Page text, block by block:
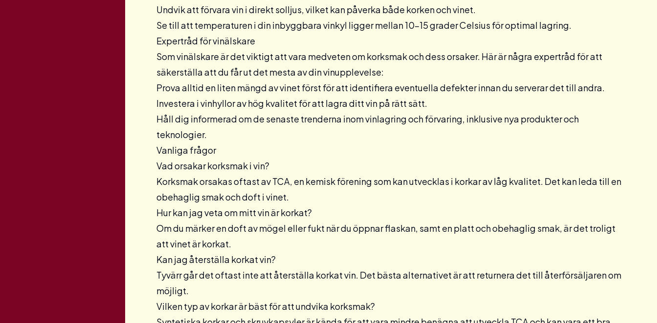
Undvik att förvara vin i direkt solljus, vilket kan påverka både korken och vinet.
Se till att temperaturen i dininbyggbaravinkyl ligger mellan 10-15 grader Celsius för optimal lagring.
Expertråd för vinälskare
Som vinälskare är det viktigt att vara medveten om korksmak och dess orsaker. Här är några expertråd för att
säkerställa att du får ut det mesta av din vinupplevelse:
Prova alltid en liten mängd av vinet först för att identifiera eventuella defekter innan du serverar det till andra.
Investera ivinhyllorav hög kvalitet för att lagra ditt vin på rätt sätt.
Håll dig informerad om de senaste trenderna inom vinlagring och förvaring, inklusive nya produkter och
teknologier.
Vanliga frågor
Vad orsakar korksmak i vin?
Korksmak orsakas oftast av TCA, en kemisk förening som kan utvecklas i korkar av låg kvalitet. Det kan leda till en
obehaglig smak och doft i vinet.
Hur kan jag veta om mitt vin är korkat?
Om du märker en doft av mögel eller fukt när du öppnar flaskan, samt en platt och obehaglig smak, är det troligt
att vinet är korkat.
Kan jag återställa korkat vin?
Tyvärr går det oftast inte att återställa korkat vin. Det bästa alternativet är att returnera det till återförsäljaren om
möjligt.
Vilken typ av korkar är bäst för att undvika korksmak?